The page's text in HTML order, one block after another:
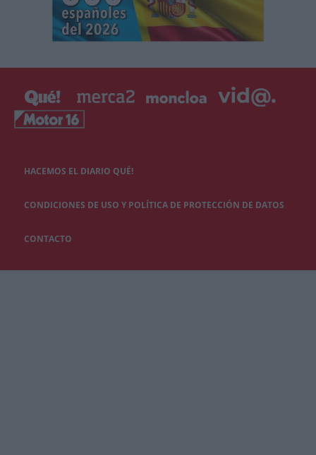
HACEMOS EL DIARIO QUÉ!
CONDICIONES DE USO Y POLÍTICA DE PROTECCIÓN DE DATOS
CONTACTO